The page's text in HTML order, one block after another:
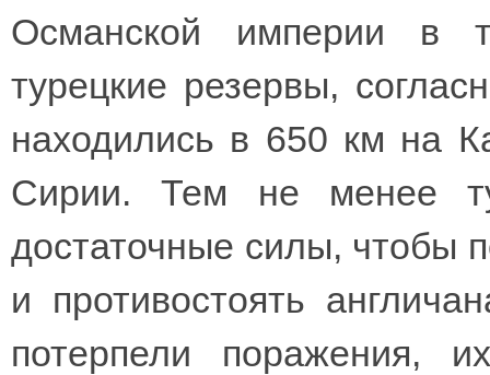
Османской империи в
турецкие резервы,
находились в 650 км на
Сирии. Тем не менее
достаточные силы, чтобы
и противостоять
потерпели поражения,